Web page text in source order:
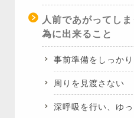
人前であがってし
為に出来ること
事前準備をしっかり
周りを見渡さない
深呼吸を行い、ゆ